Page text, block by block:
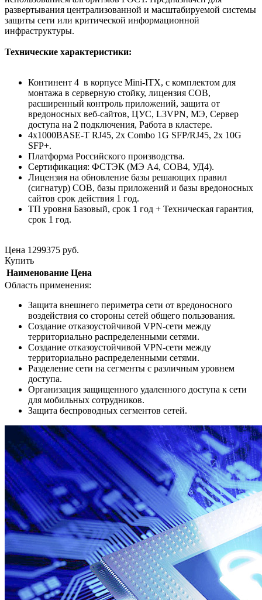
развертывания централизованной и масштабируемой системы
защиты сети или критической информационной
инфраструктуры.
Технические характеристики:
Континент 4 в корпусе Mini-ITX, с комплектом для
монтажа в серверную стойку, лицензия СОВ,
расширенный контроль приложений, защита от
вредоносных веб-сайтов, ЦУС, L3VPN, МЭ, Сервер
доступа на 2 подключения, Работа в кластере.
4x1000BASE-T RJ45, 2x Combo 1G SFP/RJ45, 2x 10G
SFP+.
Платформа Российского производства.
Сертификация: ФСТЭК (МЭ А4, СОВ4, УД4).
Лицензия на обновление базы решающих правил
(сигнатур) СОВ, базы приложений и базы вредоносных
сайтов срок действия 1 год.
ТП уровня Базовый, срок 1 год + Техническая гарантия,
срок 1 год.
Цена 1299375 руб.
Купить
Наименование Цена
Область применения:
Защита внешнего периметра сети от вредоносного
воздействия со стороны сетей общего пользования.
Создание отказоустойчивой VPN-сети между
территориально распределенными сетями.
Создание отказоустойчивой VPN-сети между
территориально распределенными сетями.
Разделение сети на сегменты с различным уровнем
доступа.
Организация защищенного удаленного доступа к сети
для мобильных сотрудников.
Защита беспроводных сегментов сетей.